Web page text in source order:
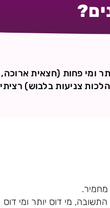
ומי פחות (חצאית ארוכה,
הלכות צניעות בלבוש) רציתי
מי דוס יותר ומי דוס